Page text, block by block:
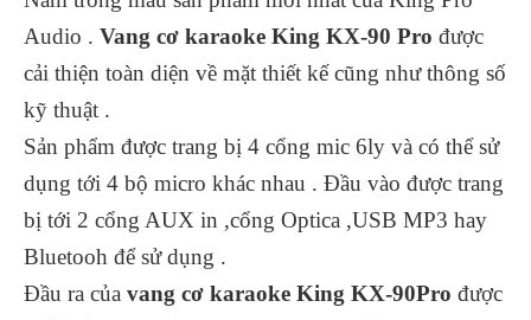
Audio . Vang cơ karaoke King KX-90 Pro được
cải thiện toàn diện về mặt thiết kế cũng như thông số
kỹ thuật .
Sản phẩm được trang bị 4 cổng mic 6ly và có thể sử
dụng tới 4 bộ micro khác nhau . Đầu vào được trang
bị tới 2 cổng AUX in ,cổng Optica ,USB MP3 hay
Bluetooh để sử dụng .
Đầu ra của vang cơ karaoke King KX-90Pro được